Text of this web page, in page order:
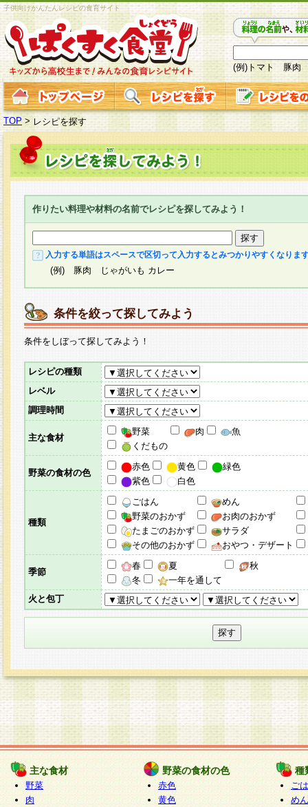
子供向けかんたんレシピの食育サイト
(例)トマト 豚肉
TOP > レシピを探す
作りたい料理や材料の名前でレシピを探してみよう！
入力する単語はスペースで区切って入力するとみつかりやすくなりま
(例) 豚肉 じゃがいも カレー
条件を絞って探してみよう
条件をしぼって探してみよう！
レシピの種類
レベル
調理時間
主な食材
野菜 肉
魚
くだもの
野菜の食材の色
赤色 黄色
緑色
紫色
白色
種類
ごはん
めん
野菜のおかず
お肉のおかず
たまごのおかず
サラダ
その他のおかず
おやつ・デザート
季節
春 夏
秋
冬
一年を通して
火と包丁
主な食材
野菜
肉
野菜の食材の色
赤色
黄色
種
ご
めん